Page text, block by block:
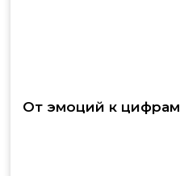
От эмоций к цифрам